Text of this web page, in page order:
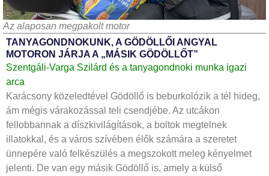
Az alaposan megpakolt motor
TANYAGONDNOKUNK, A GÖDÖLLŐI ANGYAL
MOTORON JÁRJA A „MÁSIK GÖDÖLLŐT”
Szentgáli-Varga Szilárd és a tanyagondnoki munka igazi
arca
Karácsony közeledtével Gödöllő is beburkolózik a tél hideg,
ám mégis várakozással teli csendjébe. Az utcákon
fellobbannak a díszkivilágítások, a boltok megtelnek
illatokkal, és a város szívében élők számára a szeretet
ünnepére való felkészülés a megszokott meleg kényelmet
jelenti. De van egy másik Gödöllő is, amely a külső